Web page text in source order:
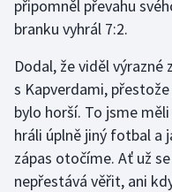
Veslování
Vodní slalom
Volejbal
Ostatní
připomněl převahu
branku vyhrál 7:2.
Dodal, že viděl výrazné
s Kapverdami,
bylo horší. To jsme
hráli úplně jiný fotbal a
zápas otočíme. Ať už
nepřestává věřit, ani